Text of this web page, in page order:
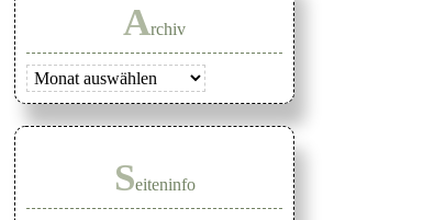
Archiv
Archiv
Seiteninfo